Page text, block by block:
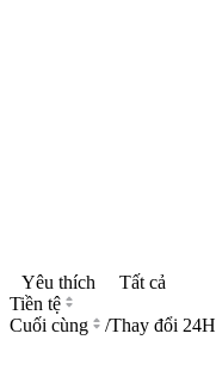
Yêu thích
Tất cả
Tiền tệ
Cuối cùng
/Thay đổi 24H